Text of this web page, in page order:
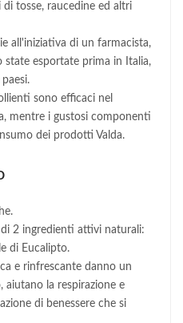
tosse, raucedine ed altri
all'iniziativa di un farmacista,
state esportate prima in Italia,
sono efficaci nel
mentre i gustosi componenti
dei prodotti Valda.
di 2 ingredienti attivi naturali:
di Eucalipto.
e rinfrescante danno un
aiutano la respirazione e
di benessere che si